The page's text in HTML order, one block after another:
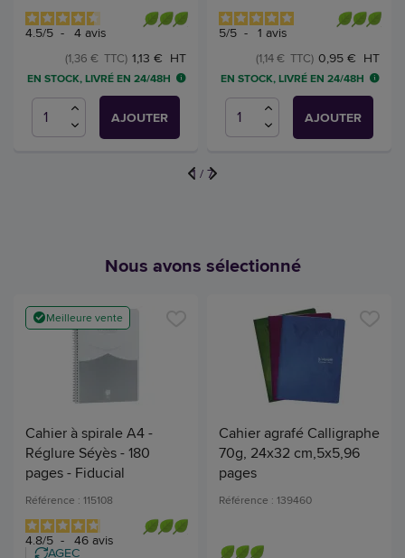
4.5/5 - 4 avis
1,13 € HT
(1,36 € TTC)
EN STOCK, LIVRÉ EN 24/48H
AJOUTER
5/5 - 1 avis
0,95 € HT
(1,14 € TTC)
EN STOCK, LIVRÉ EN 24/48H
AJOUTER
1 / 7
Nous avons sélectionné
Meilleure vente
Cahier à spirale A4 -
Réglure Séyès - 180
pages - Fiducial
Référence : 115108
4.8/5 - 46 avis
AGEC
Cahier agrafé Calligraphe
70g, 24x32 cm,5x5,96
pages
Référence : 139460